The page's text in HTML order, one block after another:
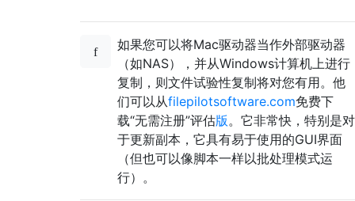
如果您可以将Mac驱动器当作外部驱动器
（如NAS），并从Windows计算机上进行
复制，则文件试验性复制将对您有用。他
们可以从filepilotsoftware.com免费下
载“无需注册”评估版 。它非常快，特别是对
于更新副本，它具有易于使用的GUI界面
（但也可以像脚本一样以批处理模式运
行）。